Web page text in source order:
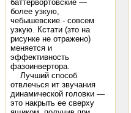
баттервортовские —
более узкую,
чебышевские - совсем
узкую. Кстати (зто на
рисунке не отражено)
меняется и
эффективность
фазоинвертора.
Лучший способ
отвлечься ит звучания
динамической головки —
это накрыть ее сверху